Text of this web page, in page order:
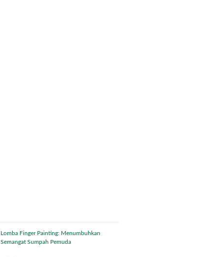
Lomba Finger Painting: Menumbuhkan
Semangat Sumpah Pemuda